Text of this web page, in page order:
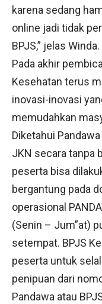
karena sedang
online jadi tidak
BPJS,” jelas Winda.
Pada akhir
Kesehatan terus
inovasi-inovasi
memudahkan
Diketahui
JKN secara tanpa
peserta bisa
bergantung pada
operasional
(Senin – Jum”at)
setempat. BPJS
peserta untuk
penipuan dari
Pandawa atau